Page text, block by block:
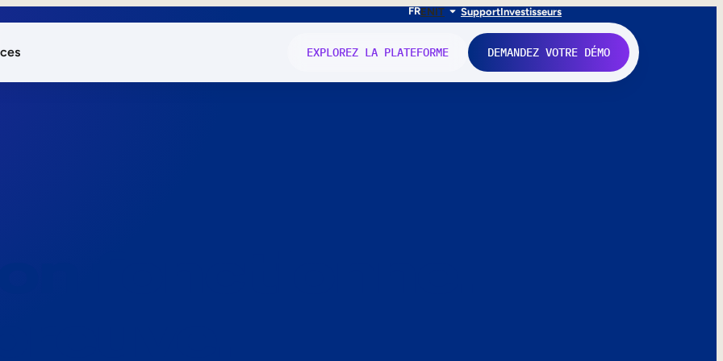
FRENIT SupportInvestisseurs
EXPLOREZ LA PLATEFORME DEMANDEZ VOTRE DÉMO